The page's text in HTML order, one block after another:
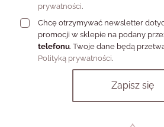
prywatności.
Chcę otrzymywać newsletter
promocji w sklepie na podany
telefonu. Twoje dane będą
Polityką prywatności.